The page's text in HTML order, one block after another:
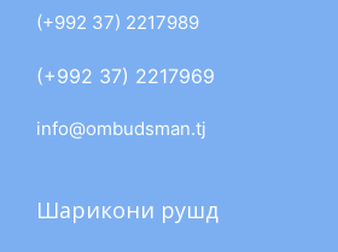
(+992 37) 2217989
(+992 37) 2217969
info@ombudsman.tj
Шарикони рушд